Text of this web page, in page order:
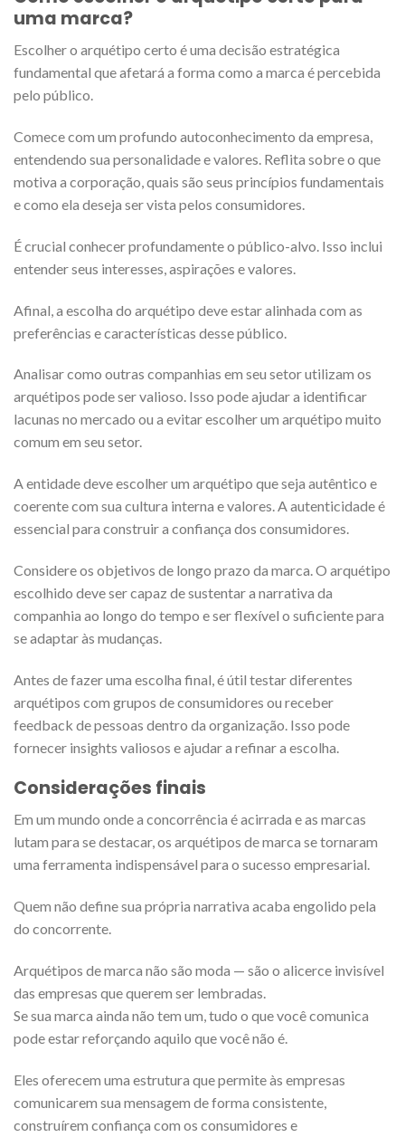
uma marca?
Escolher o arquétipo certo é uma decisão estratégica
fundamental que afetará a forma como a marca é percebida
pelo público.
Comece com um profundo autoconhecimento da empresa,
entendendo sua personalidade e valores. Reflita sobre o que
motiva a corporação, quais são seus princípios fundamentais
e como ela deseja ser vista pelos consumidores.
É crucial conhecer profundamente o público-alvo. Isso inclui
entender seus interesses, aspirações e valores.
Afinal, a escolha do arquétipo deve estar alinhada com as
preferências e características desse público.
Analisar como outras companhias em seu setor utilizam os
arquétipos pode ser valioso. Isso pode ajudar a identificar
lacunas no mercado ou a evitar escolher um arquétipo muito
comum em seu setor.
A entidade deve escolher um arquétipo que seja autêntico e
coerente com sua cultura interna e valores. A autenticidade é
essencial para construir a confiança dos consumidores.
Considere os objetivos de longo prazo da marca. O arquétipo
escolhido deve ser capaz de sustentar a narrativa da
companhia ao longo do tempo e ser flexível o suficiente para
se adaptar às mudanças.
Antes de fazer uma escolha final, é útil testar diferentes
arquétipos com grupos de consumidores ou receber
feedback de pessoas dentro da organização. Isso pode
fornecer insights valiosos e ajudar a refinar a escolha.
Considerações finais
Em um mundo onde a concorrência é acirrada e as marcas
lutam para se destacar, os arquétipos de marca se tornaram
uma ferramenta indispensável para o sucesso empresarial.
Quem não define sua própria narrativa acaba engolido pela
do concorrente.
Arquétipos de marca não são moda — são o alicerce invisível
das empresas que querem ser lembradas.
Se sua marca ainda não tem um, tudo o que você comunica
pode estar reforçando aquilo que você não é.
Eles oferecem uma estrutura que permite às empresas
comunicarem sua mensagem de forma consistente,
construírem confiança com os consumidores e